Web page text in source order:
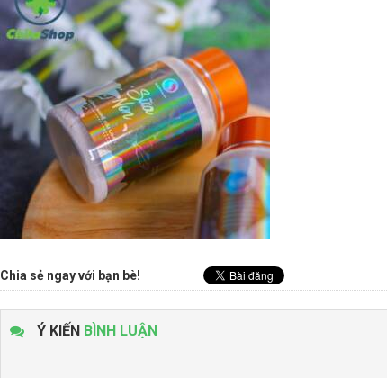
Chia sẻ ngay với bạn bè!
Ý KIẾN BÌNH LUẬN